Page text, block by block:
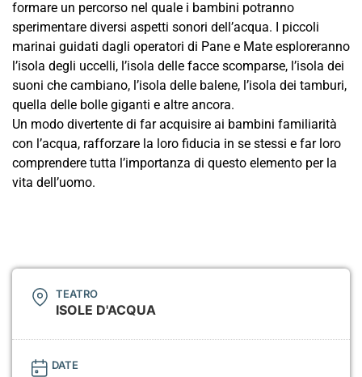
formare un percorso nel quale i bambini potranno
sperimentare diversi aspetti sonori dell’acqua. I piccoli
marinai guidati dagli operatori di Pane e Mate esploreranno
l’isola degli uccelli, l’isola delle facce scomparse, l’isola dei
suoni che cambiano, l’isola delle balene, l’isola dei tamburi,
quella delle bolle giganti e altre ancora.
Un modo divertente di far acquisire ai bambini familiarità
con l’acqua, rafforzare la loro fiducia in se stessi e far loro
comprendere tutta l’importanza di questo elemento per la
vita dell’uomo.
TEATRO
ISOLE D'ACQUA
DATE